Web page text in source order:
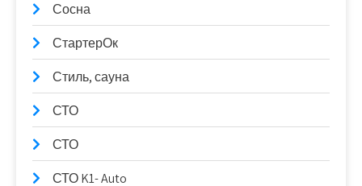
Сосна
СтартерОк
Стиль, сауна
СТО
СТО
СТО K1- Auto